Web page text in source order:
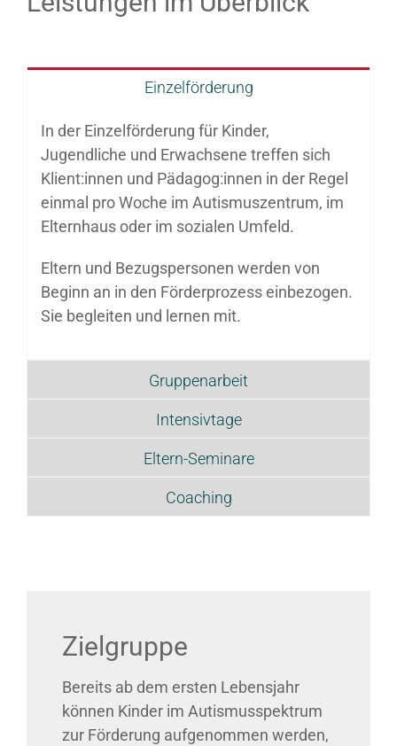
Einzelförderung
In der Einzelförderung für Kinder,
Jugendliche und Erwachsene treffen sich
Klient:innen und Pädagog:innen in der Regel
einmal pro Woche im Autismuszentrum, im
Elternhaus oder im sozialen Umfeld.
Eltern und Bezugspersonen werden von
Beginn an in den Förderprozess einbezogen.
Sie begleiten und lernen mit.
Gruppenarbeit
Intensivtage
Eltern-Seminare
Coaching
Zielgruppe
Bereits ab dem ersten Lebensjahr
können Kinder im Autismusspektrum
zur Förderung aufgenommen werden,